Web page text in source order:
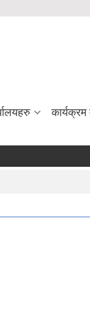
कार्यक्रम